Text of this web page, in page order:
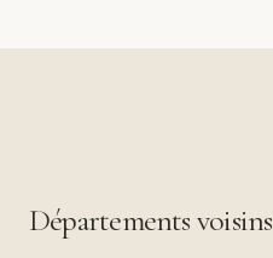
Départements voisins